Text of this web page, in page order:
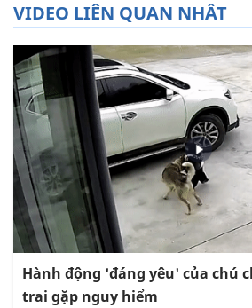
VIDEO LIÊN QUAN NHẤT
Hành động 'đáng yêu' của chú
trai gặp nguy hiểm